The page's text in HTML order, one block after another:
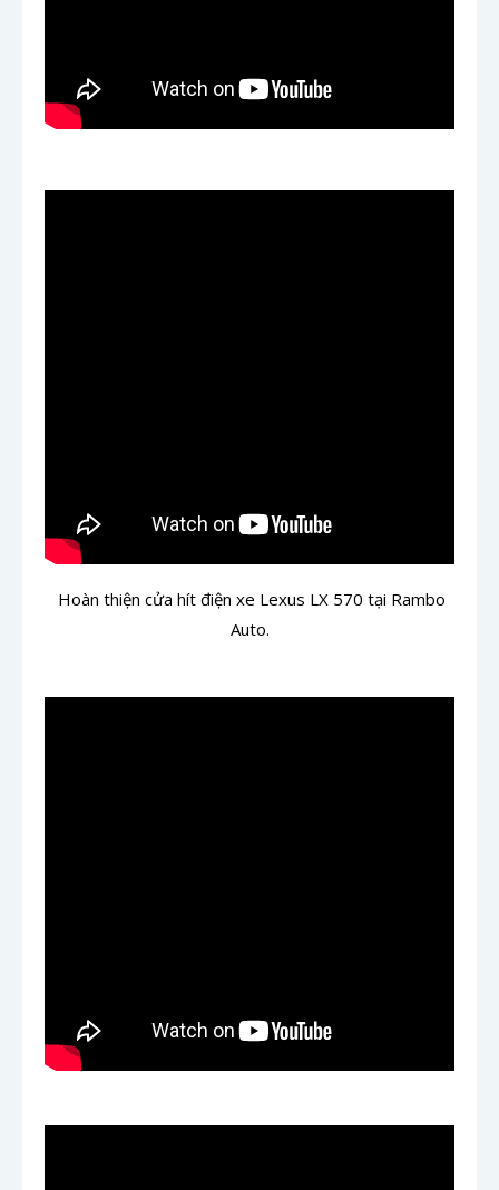
Hoàn thiện cửa hít điện xe Lexus LX 570 tại Rambo
Auto.